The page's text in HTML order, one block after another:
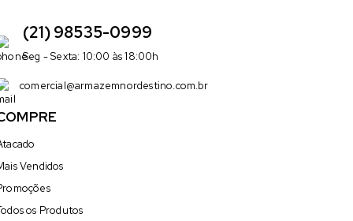
(21) 98535-0999
Seg - Sexta: 10:00 às 18:00h
comercial@armazemnordestino.com.br
Vendidos
os Produtos